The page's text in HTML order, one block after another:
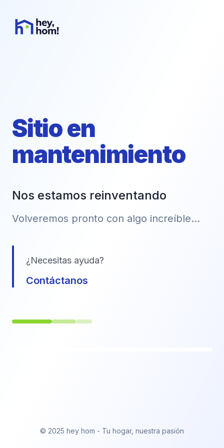
Sitio en
mantenimiento
Nos estamos reinventando
Volveremos pronto con algo increíble...
¿Necesitas ayuda?
Contáctanos
© 2025 hey hom - Tu hogar, nuestra pasión